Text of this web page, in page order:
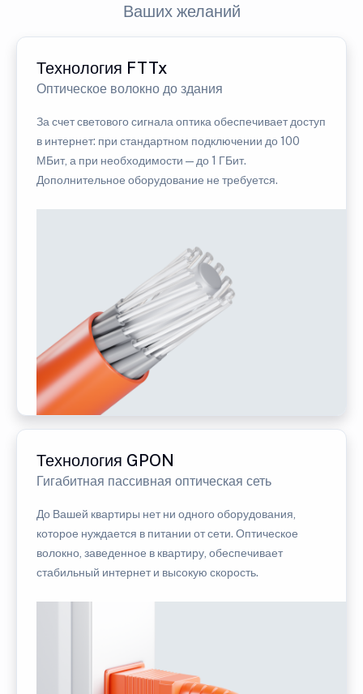
Ваших желаний
Технология FTTx
Оптическое волокно до здания
За счет светового сигнала оптика обеспечивает доступ
в интернет: при стандартном подключении до 100
МБит, а при необходимости — до 1 ГБит.
Дополнительное оборудование не требуется.
Технология GPON
Гигабитная пассивная оптическая сеть
До Вашей квартиры нет ни одного оборудования,
которое нуждается в питании от сети. Оптическое
волокно, заведенное в квартиру, обеспечивает
стабильный интернет и высокую скорость.